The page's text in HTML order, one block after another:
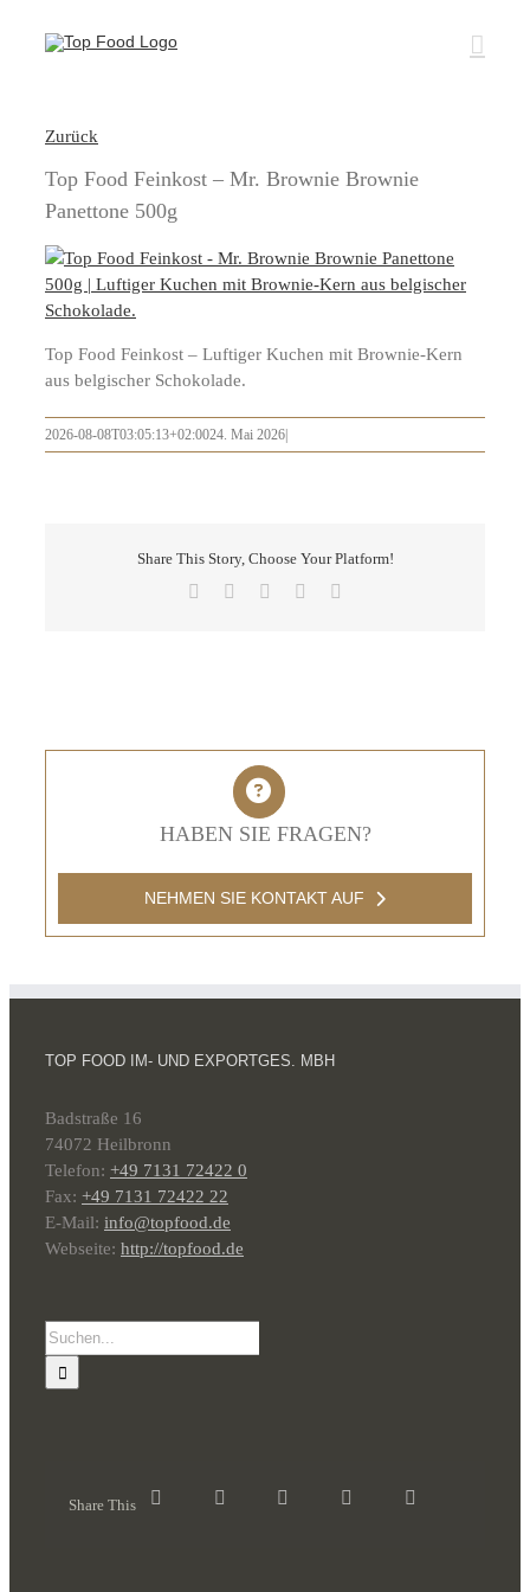
Inhalt
Zurück
Top Food Feinkost – Mr. Brownie Brownie
Panettone 500g
Top Food Feinkost – Luftiger Kuchen mit Brownie-Kern
aus belgischer Schokolade.
2026-08-08T03:05:13+02:0024. Mai 2026
Share This Story, Choose Your Platform!
Facebook LinkedInPinterest
HABEN SIE FRAGEN?
NEHMEN SIE KONTAKT AUF
TOP FOOD IM- UND EXPORTGES. MBH
Badstraße 16
74072 Heilbronn
Telefon: +49 7131 72422 0
Fax: +49 7131 72422 22
E-Mail: info@topfood.de
Webseite: http://topfood.de
Suche
nach:
Share This